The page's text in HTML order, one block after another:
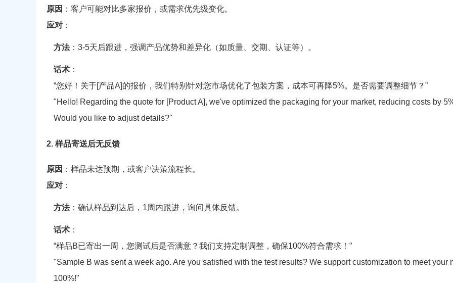
原因 ：客户可能对比多家报价，或需求优先级变化。
应对 ：
方法：3-5天后跟进，强调产品优势和差异化（如质量、交期、认证等）。
话术 ：
“您好！关于[产品A]的报价，我们特别针对您市场优化了包装方案，成本可再降5%。是否需要调整细节？”
"Hello! Regarding the quote for [Product A], we've optimized the packaging for your market, reducing costs by
Would you like to adjust details?"
2. 样品寄送后无反馈
原因 ：样品未达预期，或客户决策流程长。
应对 ：
方法：确认样品到达后，1周内跟进，询问具体反馈。
话术 ：
“样品B已寄出一周，您测试后是否满意？我们支持定制调整，确保100%符合需求！”
"Sample B was sent a week ago. Are you satisfied with the test results? We support customization to meet your
100%!"